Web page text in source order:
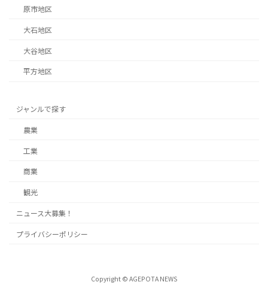
原市地区
大石地区
大谷地区
平方地区
ジャンルで探す
農業
工業
商業
観光
ニュース大募集！
プライバシーポリシー
Copyright © AGEPOTA NEWS